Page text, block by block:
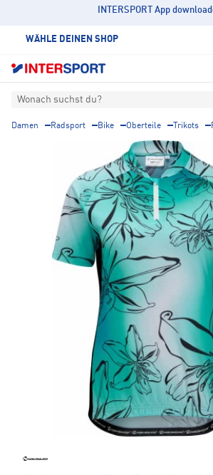
INTERSPORT App
WÄHLE DEINEN SHOP
Wonach suchst du?
Damen Radsport Bike Oberteile Trikots